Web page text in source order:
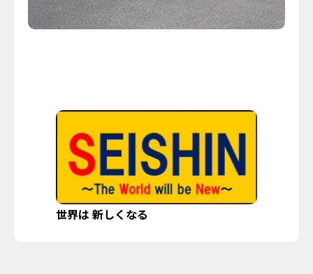
世界は 新しくなる